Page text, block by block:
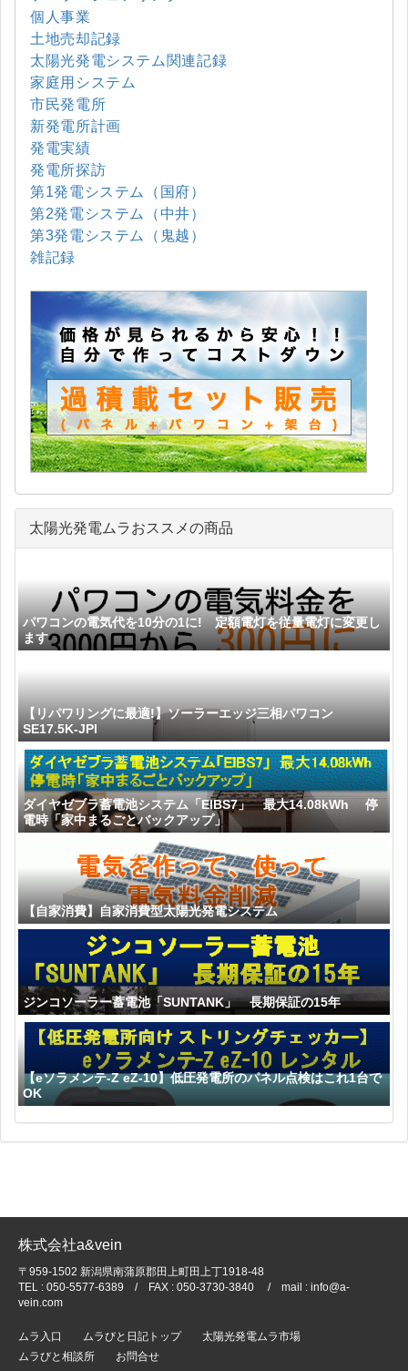
個人事業
土地売却記録
太陽光発電システム関連記録
家庭用システム
市民発電所
新発電所計画
発電実績
発電所探訪
第1発電システム（国府）
第2発電システム（中井）
第3発電システム（鬼越）
雑記録
太陽光発電ムラおススメの商品
パワコンの電気代を10分の1に! 定額電灯を従量電灯に変更し
ます
【リパワリングに最適!】ソーラーエッジ三相パワコン
SE17.5K-JPI
ダイヤゼブラ蓄電池システム「EIBS7」 最大14.08kWh 停
電時「家中まるごとバックアップ」
【自家消費】自家消費型太陽光発電システム
ジンコソーラー蓄電池「SUNTANK」 長期保証の15年
【eソラメンテ-Z eZ-10】低圧発電所のパネル点検はこれ1台で
OK
株式会社a&vein
〒959-1502 新潟県南蒲原郡田上町田上丁1918-48
TEL : 050-5577-6389 / FAX : 050-3730-3840 / mail : info@a-
vein.com
ムラ入口 ムラびと日記トップ
太陽光発電ムラ市場
ムラびと相談所
お問合せ